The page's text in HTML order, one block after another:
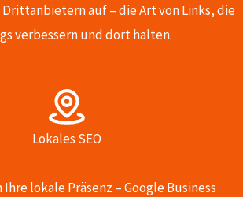
Drittanbietern auf – die Art von Links, die
verbessern und dort halten.
Lokales SEO
lokale Präsenz – Google Business